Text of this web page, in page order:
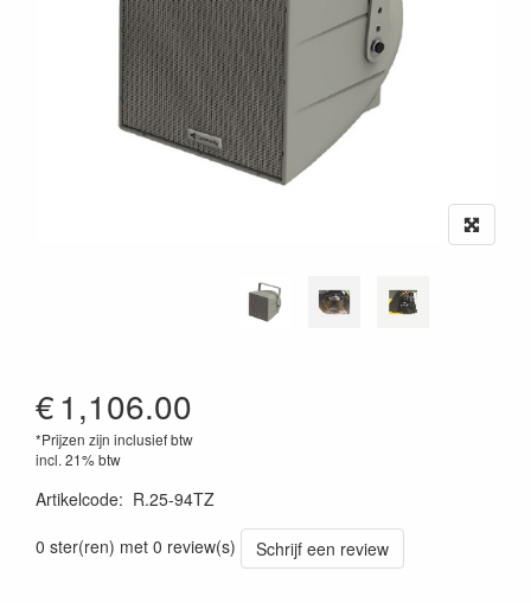
€1,106.00
*Prijzen zijn inclusief btw
incl. 21% btw
Artikelcode: R.25-94TZ
0 ster(ren) met 0 review(s)
Schrijf een review